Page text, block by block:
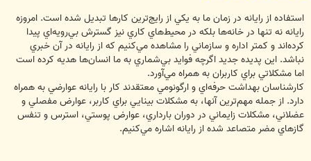
استفاده از رايانه در زمان ما به يکي از رايج‌ترين کارها تبديل شده است. امروزه
رايانه نه تنها در خانه‌ها بلکه در محيط‌هاي کاري نيز گسترش بي‌رويه‌اي پيدا
کرده‌اند و کمتر اداره و سازماني را مشاهده مي‌کنيم که از رايانه در آن خبري
نباشد. اين پديده جديد اگرچه فوايد بي‌شماري به ما انسان‌ها هديه کرده است
اما مشکلاتي براي کاربران به همراه مي‌آورد.
کارشناسان بهداشت حرفه‌اي و ارگونومي معتقدند کار با رايانه عوارضي به همراه
دارد. از جمله مهم‌ترين آنها، به مشکلات بينايي براي کاربر، عوارض مفصلي و
عضلاني، مشکلات زايماني در دوران بارداري،‌ عوارض پوستي، استرس و تنفس
گازهاي مضر متصاعد شده از رايانه اشاره مي‌کنيم.